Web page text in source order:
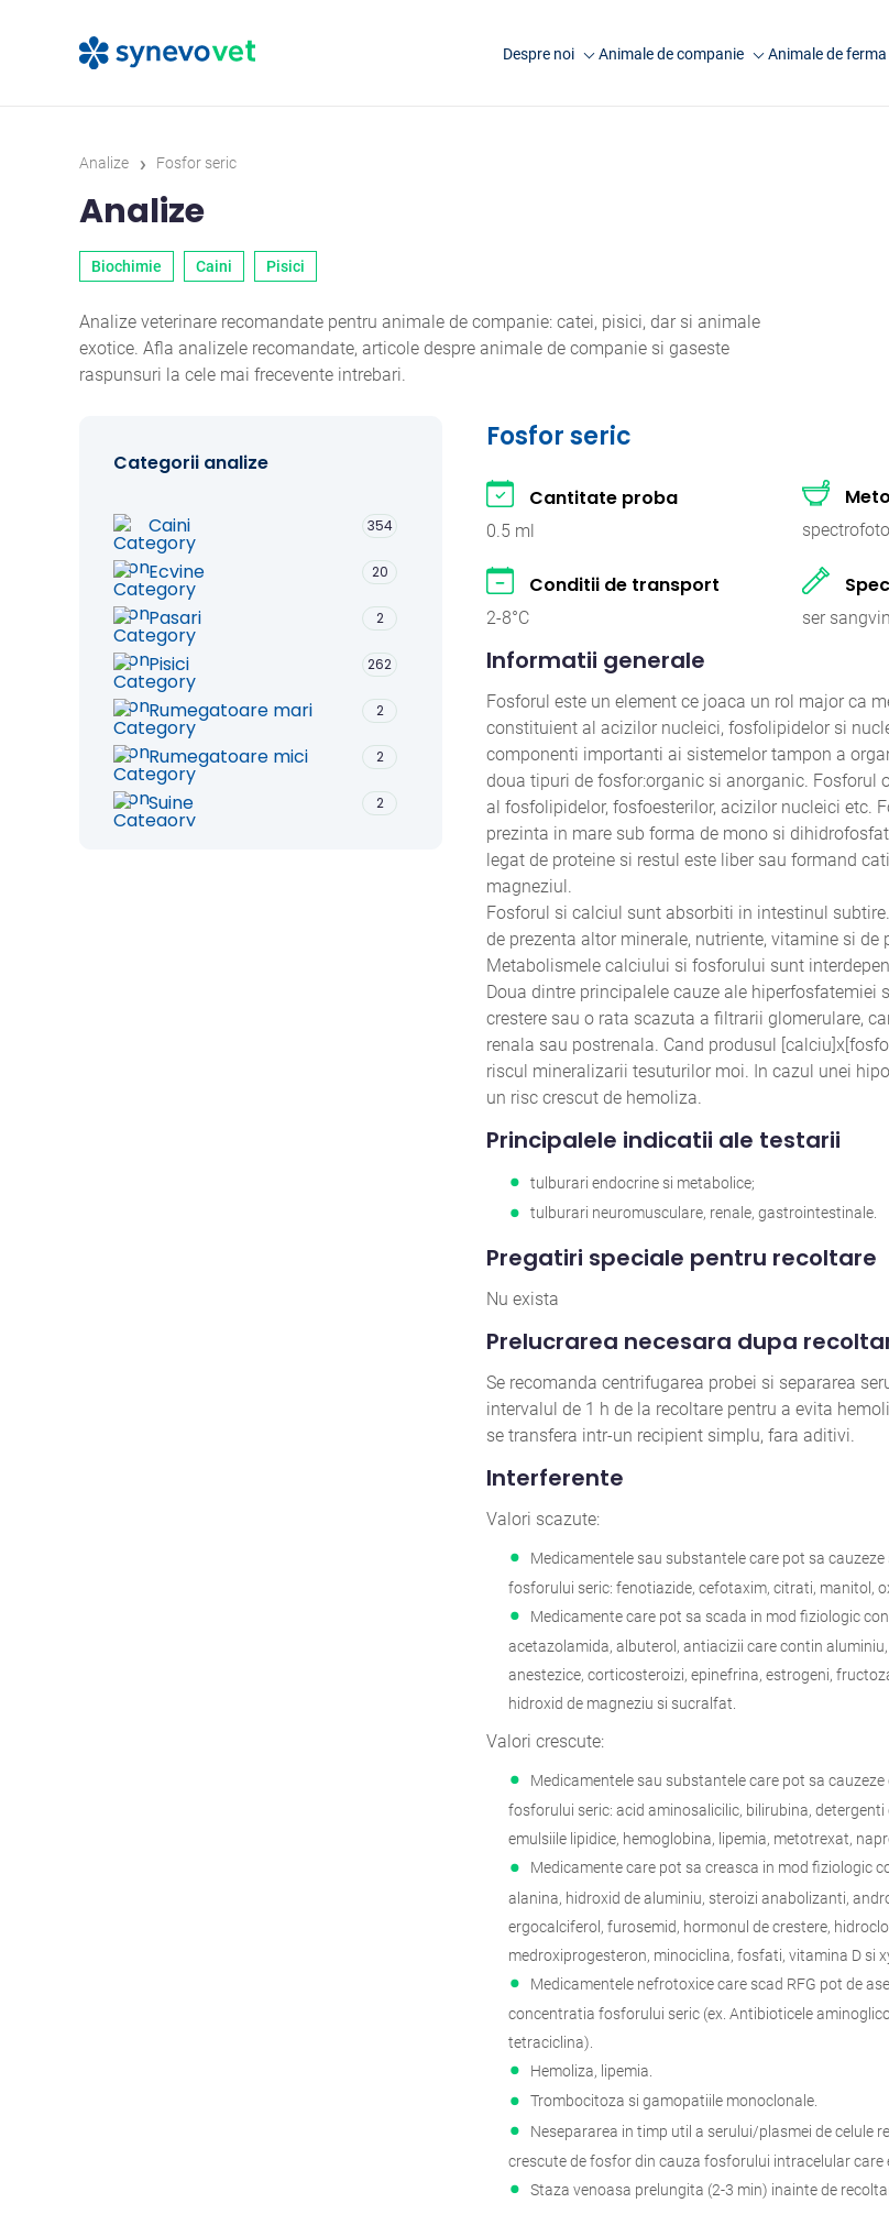
Despre noi
FAQ
Cercetare
Animale de companie Animale de ferma
Analize › Fosfor seric
Analize
Biochimie Caini Pisici
Analize veterinare recomandate pentru animale de companie: catei, pisici, dar si animale
exotice. Afla analizele recomandate, articole despre animale de companie si gaseste
raspunsuri la cele mai frecevente intrebari.
Categorii analize
Caini 354
Ecvine 20
Pasari 2
Pisici 262
Rumegatoare mari 2
Rumegatoare mici 2
Suine 2
Fosfor seric
Cantitate proba
0.5 ml
Conditii de transport
2-8°C ser sangvin
Informatii generale
Fosforul este un element ce joaca un rol major ca
constituient al acizilor nucleici, fosfolipidelor si
componenti importanti ai sistemelor tampon a
doua tipuri de fosfor:organic si anorganic. Fosforul
al fosfolipidelor, fosfoesterilor, acizilor nucleici etc.
prezinta in mare sub forma de mono si
legat de proteine si restul este liber sau formand
magneziul.
Fosforul si calciul sunt absorbiti in intestinul
de prezenta altor minerale, nutriente, vitamine si de
Metabolismele calciului si fosforului sunt
Doua dintre principalele cauze ale hiperfosfatemiei
crestere sau o rata scazuta a filtrarii glomerulare,
renala sau postrenala. Cand produsul
riscul mineralizarii tesuturilor moi. In cazul unei
un risc crescut de hemoliza.
Principalele indicatii ale testarii
tulburari endocrine si metabolice;
tulburari neuromusculare, renale, gastrointestinale.
Pregatiri speciale pentru recoltare
Nu exista
Prelucrarea necesara dupa
Se recomanda centrifugarea probei si separarea
intervalul de 1 h de la recoltare pentru a evita
se transfera intr-un recipient simplu, fara aditivi.
Interferente
Valori scazute:
Medicamentele sau substantele care pot sa
fosforului seric: fenotiazide, cefotaxim, citrati, manitol,
Medicamente care pot sa scada in mod fiziologic
acetazolamida, albuterol, antiacizii care contin
anestezice, corticosteroizi, epinefrina, estrogeni,
hidroxid de magneziu si sucralfat.
Valori crescute:
Medicamentele sau substantele care pot sa
fosforului seric: acid aminosalicilic, bilirubina,
emulsiile lipidice, hemoglobina, lipemia, metotrexat,
Medicamente care pot sa creasca in mod fiziologic
alanina, hidroxid de aluminiu, steroizi anabolizanti,
ergocalciferol, furosemid, hormonul de crestere,
medroxiprogesteron, minociclina, fosfati, vitamina D si
Medicamentele nefrotoxice care scad RFG pot de
concentratia fosforului seric (ex. Antibioticele
tetraciclina).
Hemoliza, lipemia.
Trombocitoza si gamopatiile monoclonale.
Nesepararea in timp util a serului/plasmei de celule
crescute de fosfor din cauza fosforului intracelular care
Staza venoasa prelungita (2-3 min) inainte de